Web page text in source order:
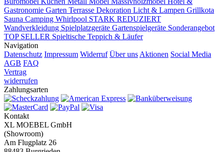
Gastronomie Garten Terrasse Dekoration Licht & Lampen Grillkota
Sauna Camping Whirlpool STARK REDUZIERT
Wandverkleidung Spielplatzgeräte Gartenspielgeräte Sonderangebot
TOP SELLER Spieltische Teppich & Läufer
Navigation
Datenschutz Impressum Widerruf Über uns Aktionen Social Media
AGB FAQ
Vertrag
widerrufen
Zahlungsarten
Kontakt
XL MOEBEL GmbH
(Showroom)
Am Flugplatz 26